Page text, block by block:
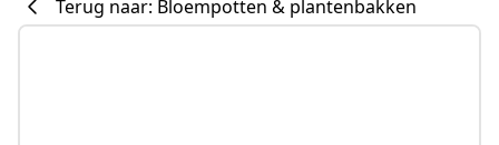
Terug naar: Bloempotten & plantenbakken